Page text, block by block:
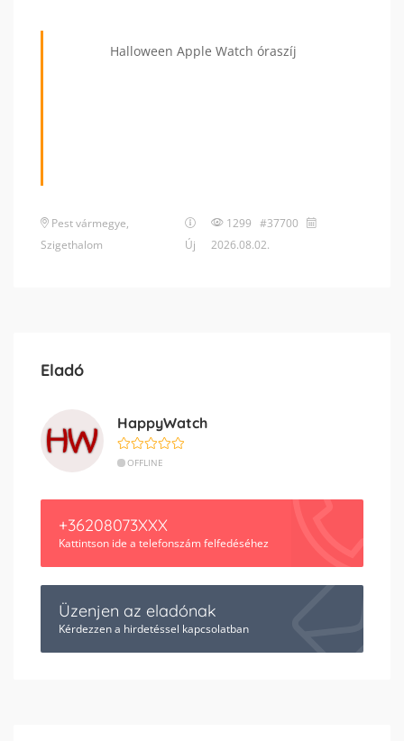
Halloween Apple Watch óraszíj
Pest vármegye,
Szigethalom
Új
1299 #37700
2026.08.02.
Eladó
HappyWatch
OFFLINE
+36208073XXX
Kattintson ide a telefonszám felfedéséhez
Üzenjen az eladónak
Kérdezzen a hirdetéssel kapcsolatban